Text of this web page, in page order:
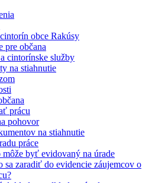
obce Rakúsy
pre občana
cintorínske služby
na stiahnutie
prácu
pohovor
na stiahnutie
práce
byť evidovaný na úrade
sa zaradiť do evidencie záujemcov o